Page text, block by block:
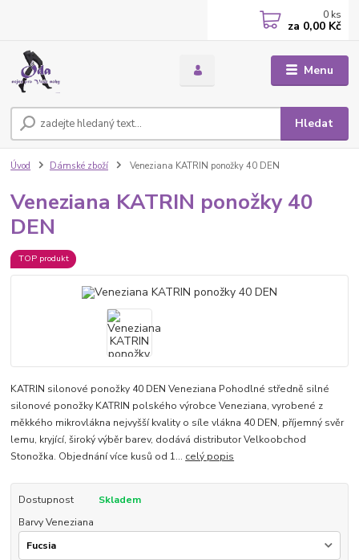
Menu
Hledat
0 ks
za 0,00 Kč
Úvod Dámské zboží Veneziana KATRIN ponožky 40 DEN
Veneziana KATRIN ponožky 40
DEN
TOP produkt
KATRIN silonové ponožky 40 DEN Veneziana Pohodlné středně silné
silonové ponožky KATRIN polského výrobce Veneziana, vyrobené z
měkkého mikrovlákna nejvyšší kvality o síle vlákna 40 DEN, příjemný svěr
lemu, kryjící, široký výběr barev, dodává distributor Velkoobchod
Stonožka. Objednání více kusů od 1... celý popis
Dostupnost
Skladem
Barvy Veneziana